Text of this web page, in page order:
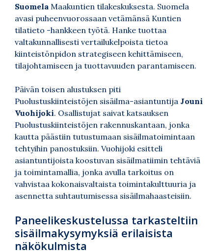
Suomela Maakuntien tilakeskuksesta. Suomela
avasi puheenvuorossaan vetämänsä Kuntien
tilatieto -hankkeen työtä. Hanke tuottaa
valtakunnallisesti vertailukelpoista tietoa
kiinteistönpidon strategiseen kehittämiseen,
tilajohtamiseen ja tuottavuuden parantamiseen.
Päivän toisen alustuksen piti
Puolustuskiinteistöjen sisäilma-asiantuntija Jouni
Vuohijoki. Osallistujat saivat katsauksen
Puolustuskiinteistöjen rakennuskantaan, jonka
kautta päästiin tutustumaan sisäilmatoimintaan
tehtyihin panostuksiin. Vuohijoki esitteli
asiantuntijoista koostuvan sisäilmatiimin tehtäviä
ja toimintamallia, jonka avulla tarkoitus on
vahvistaa kokonaisvaltaista toimintakulttuuria ja
asennetta suhtautumisessa sisäilmahaasteisiin.
Paneelikeskustelussa tarkasteltiin
sisäilmakysymyksiä erilaisista
näkökulmista